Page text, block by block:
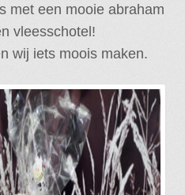
met een mooie abraham
vleesschotel!
wij iets moois maken.